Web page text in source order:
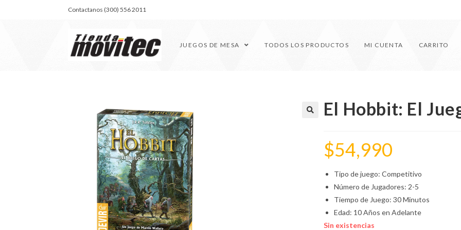
Contactanos (300) 556 2011
JUEGOS DE MESA TODOS LOS PRODUCTOS MI CUENTA CARRITO
El Hobbit: El
$54,990
Tipo de juego: Competitivo
Número de Jugadores: 2-5
Tiempo de Juego: 30 Minutos
Edad: 10 Años en Adelante
Sin existencias